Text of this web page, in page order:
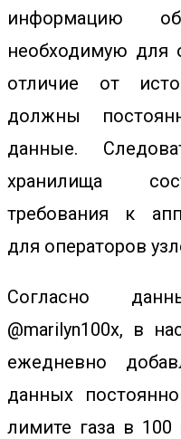
информацию
необходимую для
отличие от
должны
данные.
хранилища
требования к
для операторов
Согласно
@marilyn100x, в
ежедневно
данных
лимите газа в